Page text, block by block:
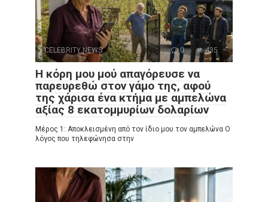
CELEBRITY NEWS 0 435
Η κόρη μου μού απαγόρευσε να
παρευρεθώ στον γάμο της, αφού
της χάρισα ένα κτήμα με αμπελώνα
αξίας 8 εκατομμυρίων δολαρίων
Μέρος 1: Αποκλεισμένη από τον ίδιο μου τον αμπελώνα Ο
λόγος που τηλεφώνησα στην